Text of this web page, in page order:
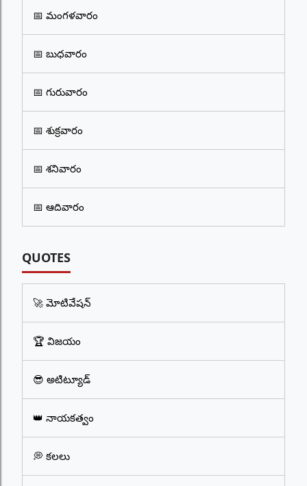
📅 మంగళవారం
📅 బుధవారం
📅 గురువారం
📅 శుక్రవారం
📅 శనివారం
📅 ఆదివారం
QUOTES
🚀 మోటివేషన్
🏆 విజయం
😎 అటిట్యూడ్
👑 నాయకత్వం
💭 కలలు